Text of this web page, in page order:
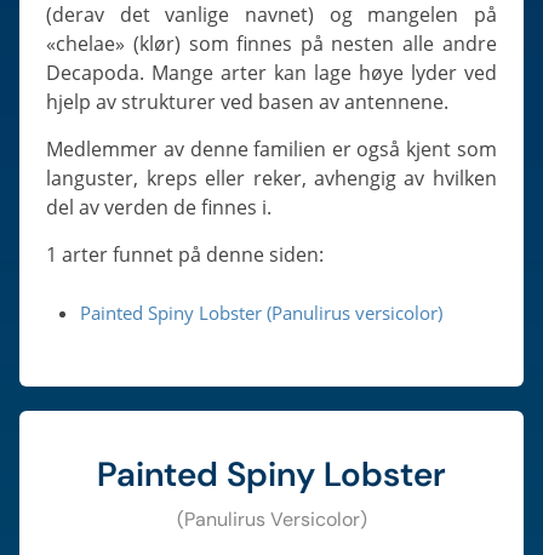
(derav det vanlige navnet) og mangelen på
«chelae» (klør) som finnes på nesten alle andre
Decapoda. Mange arter kan lage høye lyder ved
hjelp av strukturer ved basen av antennene.
Medlemmer av denne familien er også kjent som
languster, kreps eller reker, avhengig av hvilken
del av verden de finnes i.
1 arter funnet på denne siden:
Painted Spiny Lobster (Panulirus versicolor)
Painted Spiny Lobster
(Panulirus Versicolor)